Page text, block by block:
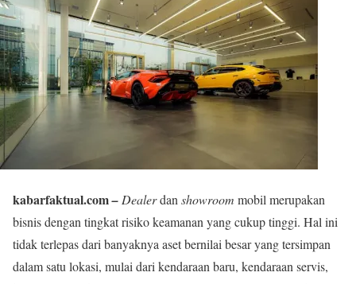
kabarfaktual.com– Dealerdan showroom mobil merupakan
bisnis dengan tingkat risiko keamanan yang cukup tinggi. Hal ini
tidak terlepas dari banyaknya aset bernilai besar yang tersimpan
dalam satu lokasi, mulai dari kendaraan baru, kendaraan servis,